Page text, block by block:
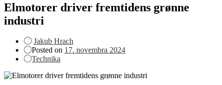
Elmotorer driver fremtidens grønne
industri
Jakub Hrach
Posted on 17. novembra 2024
Technika